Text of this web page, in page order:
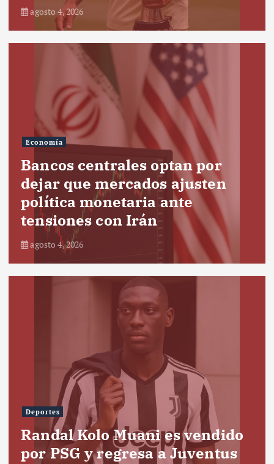
agosto 4, 2026
Economía
Bancos centrales optan por
dejar que mercados ajusten
política monetaria ante
tensiones con Irán
agosto 4, 2026
Deportes
Randal Kolo Muani es vendido
por PSG y regresa a Juventus